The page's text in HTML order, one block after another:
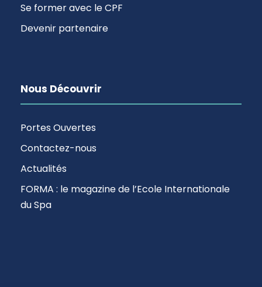
Se former avec le CPF
Devenir partenaire
Nous Découvrir
Portes Ouvertes
Contactez-nous
Actualités
FORMA : le magazine de l’Ecole Internationale
du Spa